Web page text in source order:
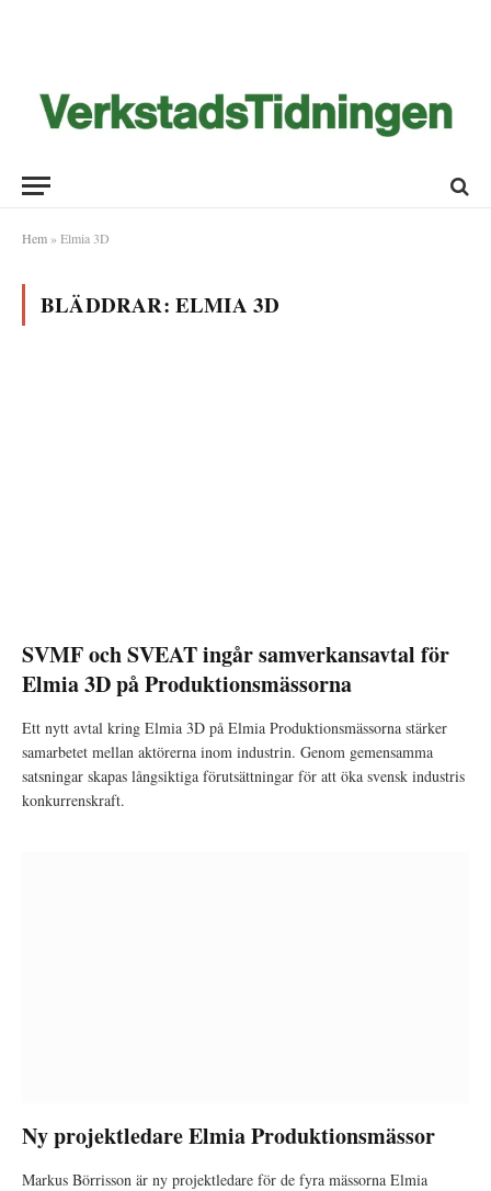
Hem » Elmia 3D
BLÄDDRAR: ELMIA 3D
SVMF och SVEAT ingår samverkansavtal för
Elmia 3D på Produktionsmässorna
Ett nytt avtal kring Elmia 3D på Elmia Produktionsmässorna stärker
samarbetet mellan aktörerna inom industrin. Genom gemensamma
satsningar skapas långsiktiga förutsättningar för att öka svensk industris
konkurrenskraft.
Ny projektledare Elmia Produktionsmässor
Markus Börrisson är ny projektledare för de fyra mässorna Elmia